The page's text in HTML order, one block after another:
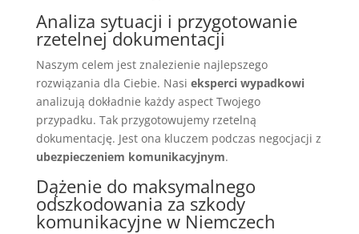
Analiza sytuacji i przygotowanie
rzetelnej dokumentacji
Naszym celem jest znalezienie najlepszego
rozwiązania dla Ciebie. Nasi eksperci wypadkowi
analizują dokładnie każdy aspect Twojego
przypadku. Tak przygotowujemy rzetelną
dokumentację. Jest ona kluczem podczas negocjacji z
ubezpieczeniem komunikacyjnym.
Dążenie do maksymalnego
odszkodowania za szkody
komunikacyjne w Niemczech